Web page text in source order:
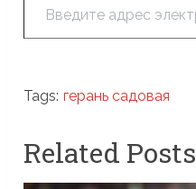
Tags: герань садовая
Related Posts